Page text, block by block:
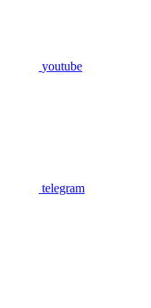
youtube
telegram